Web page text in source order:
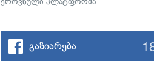
გაზიარება